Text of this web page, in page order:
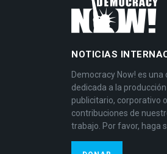
NOTICIAS
Democracy Now! es
dedicada a la
publicitario, corporativo
contribuciones de
trabajo. Por favor, haga